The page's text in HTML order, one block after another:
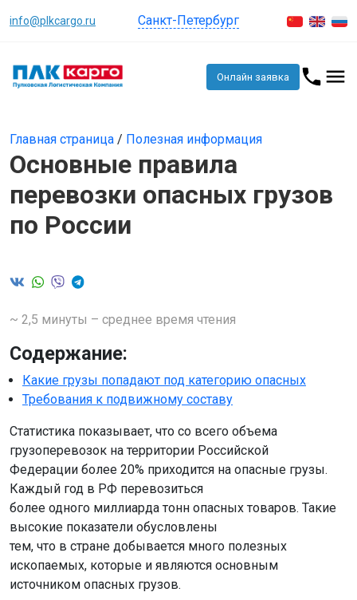
info@plkcargo.ru Санкт-Петербург
Онлайн заявка
Главная страница / Полезная информация
Основные правила
перевозки опасных грузов
по России
~ 2,5 минуты – среднее время чтения
Содержание:
Какие грузы попадают под категорию опасных
Требования к подвижному составу
Статистика показывает, что со всего объема
грузоперевозок на территории Российской
Федерации более 20% приходится на опасные грузы.
Каждый год в РФ перевозиться
более одного миллиарда тонн опасных товаров. Такие
высокие показатели обусловлены
тем, что в стране добывается много полезных
ископаемых, которые и являются основным
источником опасных грузов.